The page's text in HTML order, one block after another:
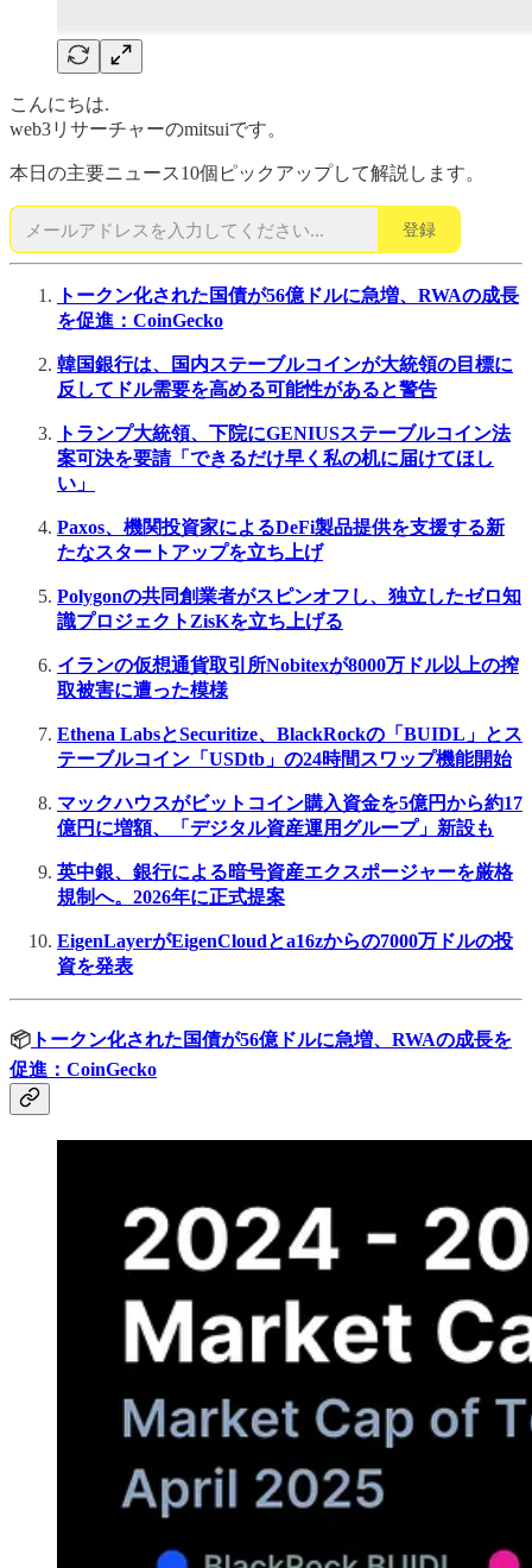
こんにちは.
web3リサーチャーのmitsuiです。
本日の主要ニュース10個ピックアップして解説します。
登録
トークン化された国債が56億ドルに急増、RWAの成長
を促進：CoinGecko
韓国銀行は、国内ステーブルコインが大統領の目標に
反してドル需要を高める可能性があると警告
トランプ大統領、下院にGENIUSステーブルコイン法
案可決を要請「できるだけ早く私の机に届けてほし
い」
Paxos、機関投資家によるDeFi製品提供を支援する新
たなスタートアップを立ち上げ
Polygonの共同創業者がスピンオフし、独立したゼロ知
識プロジェクトZisKを立ち上げる
イランの仮想通貨取引所Nobitexが8000万ドル以上の搾
取被害に遭った模様
Ethena LabsとSecuritize、BlackRockの「BUIDL」とス
テーブルコイン「USDtb」の24時間スワップ機能開始
マックハウスがビットコイン購入資金を5億円から約17
億円に増額、「デジタル資産運用グループ」新設も
英中銀、銀行による暗号資産エクスポージャーを厳格
規制へ。2026年に正式提案
EigenLayerがEigenCloudとa16zからの7000万ドルの投
資を発表
📦 トークン化された国債が56億ドルに急増、RWAの成長を
促進：CoinGecko